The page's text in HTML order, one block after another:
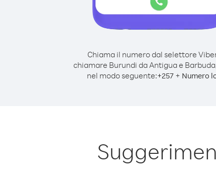
Chiama il numero dal selettore
chiamare Burundi da Antigua e
nel modo seguente:+257+ Numero